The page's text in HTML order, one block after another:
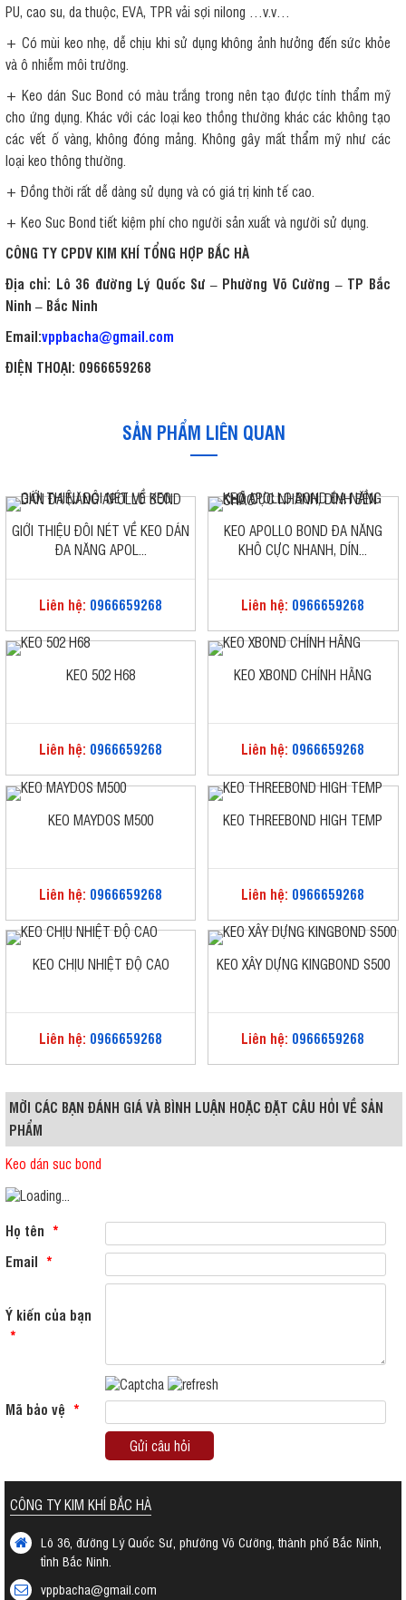
PU, cao su, da thuộc, EVA, TPR vải sợi nilong …v.v…
+ Có mùi keo nhẹ, dễ chịu khi sử dụng không ảnh hưởng đến sức khỏe
và ô nhiễm môi trường.
+ Keo dán Suc Bond có màu trắng trong nên tạo được tính thẩm mỹ
cho ứng dụng. Khác với các loại keo thồng thường khác các không tạo
các vết ố vàng, không đóng mảng. Không gây mất thẩm mỹ như các
loại keo thông thường.
+ Đồng thời rất dễ dàng sử dụng và có giá trị kinh tế cao.
+ Keo Suc Bond tiết kiệm phí cho người sản xuất và người sử dụng.
CÔNG TY CPDV KIM KHÍ TỔNG HỢP BẮC HÀ
Địa chỉ: Lô 36 đường Lý Quốc Sư – Phường Võ Cường – TP Bắc
Ninh – Bắc Ninh
Email:vppbacha@gmail.com
ĐIỆN THOẠI: 0966659268
SẢN PHẨM LIÊN QUAN
GIỚI THIỆU ĐÔI NÉT VỀ KEO DÁN
ĐA NĂNG APOL...
Liên hệ: 0966659268
KEO APOLLO BOND ĐA NĂNG
KHÔ CỰC NHANH, DÍN...
Liên hệ: 0966659268
KEO 502 H68
Liên hệ: 0966659268
KEO XBOND CHÍNH HÃNG
Liên hệ: 0966659268
KEO MAYDOS M500
Liên hệ: 0966659268
KEO THREEBOND HIGH TEMP
Liên hệ: 0966659268
KEO CHỊU NHIỆT ĐỘ CAO
Liên hệ: 0966659268
KEO XÂY DỰNG KINGBOND S500
Liên hệ: 0966659268
MỜI CÁC BẠN ĐÁNH GIÁ VÀ BÌNH LUẬN HOẶC ĐẶT CÂU HỎI VỀ SẢN
PHẨM
Keo dán suc bond
Họ tên *
Email *
Ý kiến của bạn
*
Mã bảo vệ *
Gửi câu hỏi
CÔNG TY KIM KHÍ BẮC HÀ
Lô 36, đường Lý Quốc Sư, phường Võ Cường, thành phố Bắc Ninh,
tỉnh Bắc Ninh.
vppbacha@gmail.com